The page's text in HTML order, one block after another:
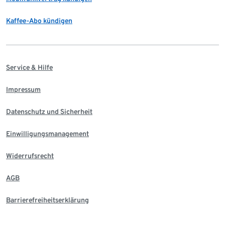
Kaffee-Abo kündigen
Service & Hilfe
Impressum
Datenschutz und Sicherheit
Einwilligungsmanagement
Widerrufsrecht
AGB
Barrierefreiheitserklärung